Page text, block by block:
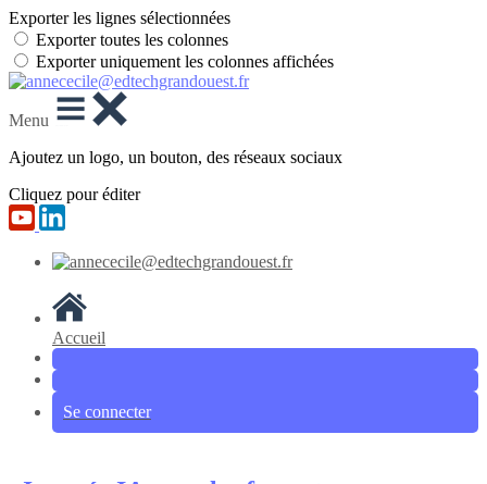
Exporter les lignes sélectionnées
Exporter toutes les colonnes
Exporter uniquement les colonnes affichées
Menu
Ajoutez un logo, un bouton, des réseaux sociaux
Cliquez pour éditer
Accueil
Se connecter